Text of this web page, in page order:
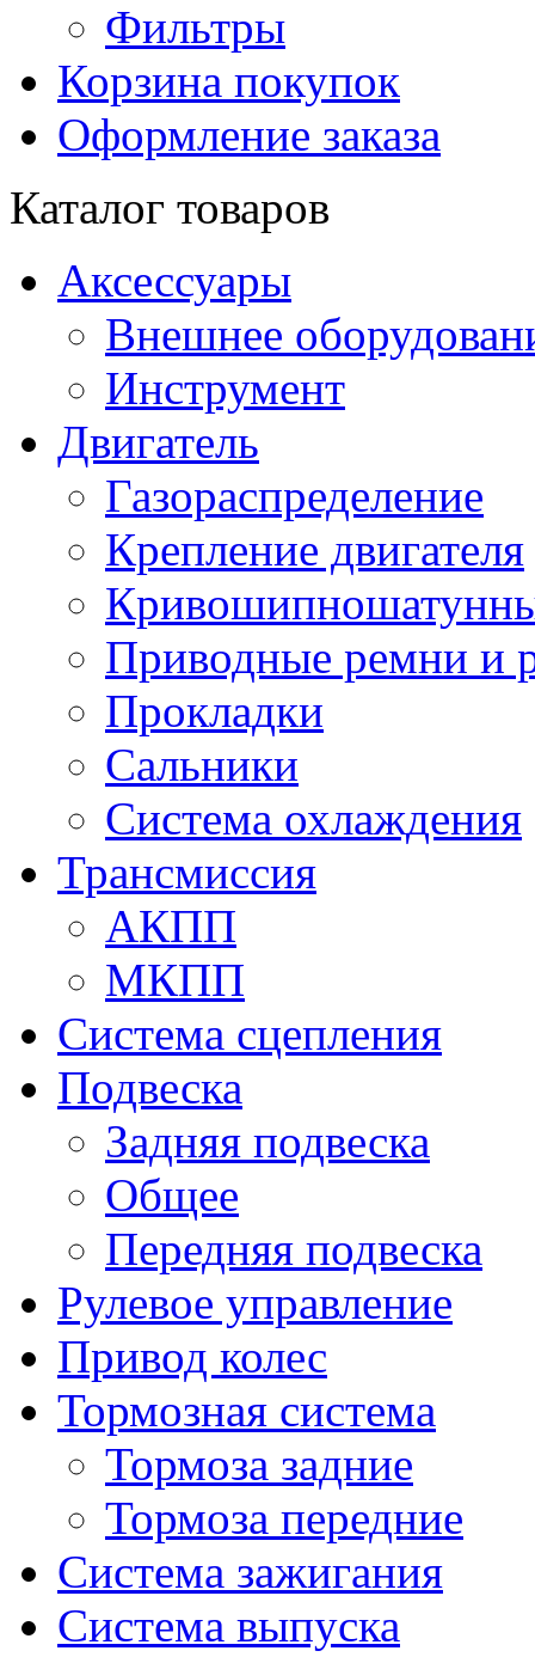
Фильтры
Корзина покупок
Оформление заказа
Каталог товаров
Аксессуары
Внешнее
Инструмент
Двигатель
Газораспределение
Крепление двигателя
Приводные ремни и
Прокладки
Сальники
Система охлаждения
Трансмиссия
АКПП
МКПП
Система сцепления
Подвеска
Задняя подвеска
Общее
Передняя подвеска
Рулевое управление
Привод колес
Тормозная система
Тормоза задние
Тормоза передние
Система зажигания
Система выпуска